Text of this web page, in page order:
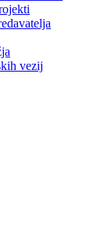
vezij